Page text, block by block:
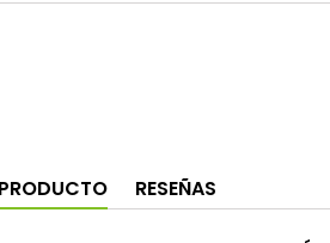
RESEÑAS